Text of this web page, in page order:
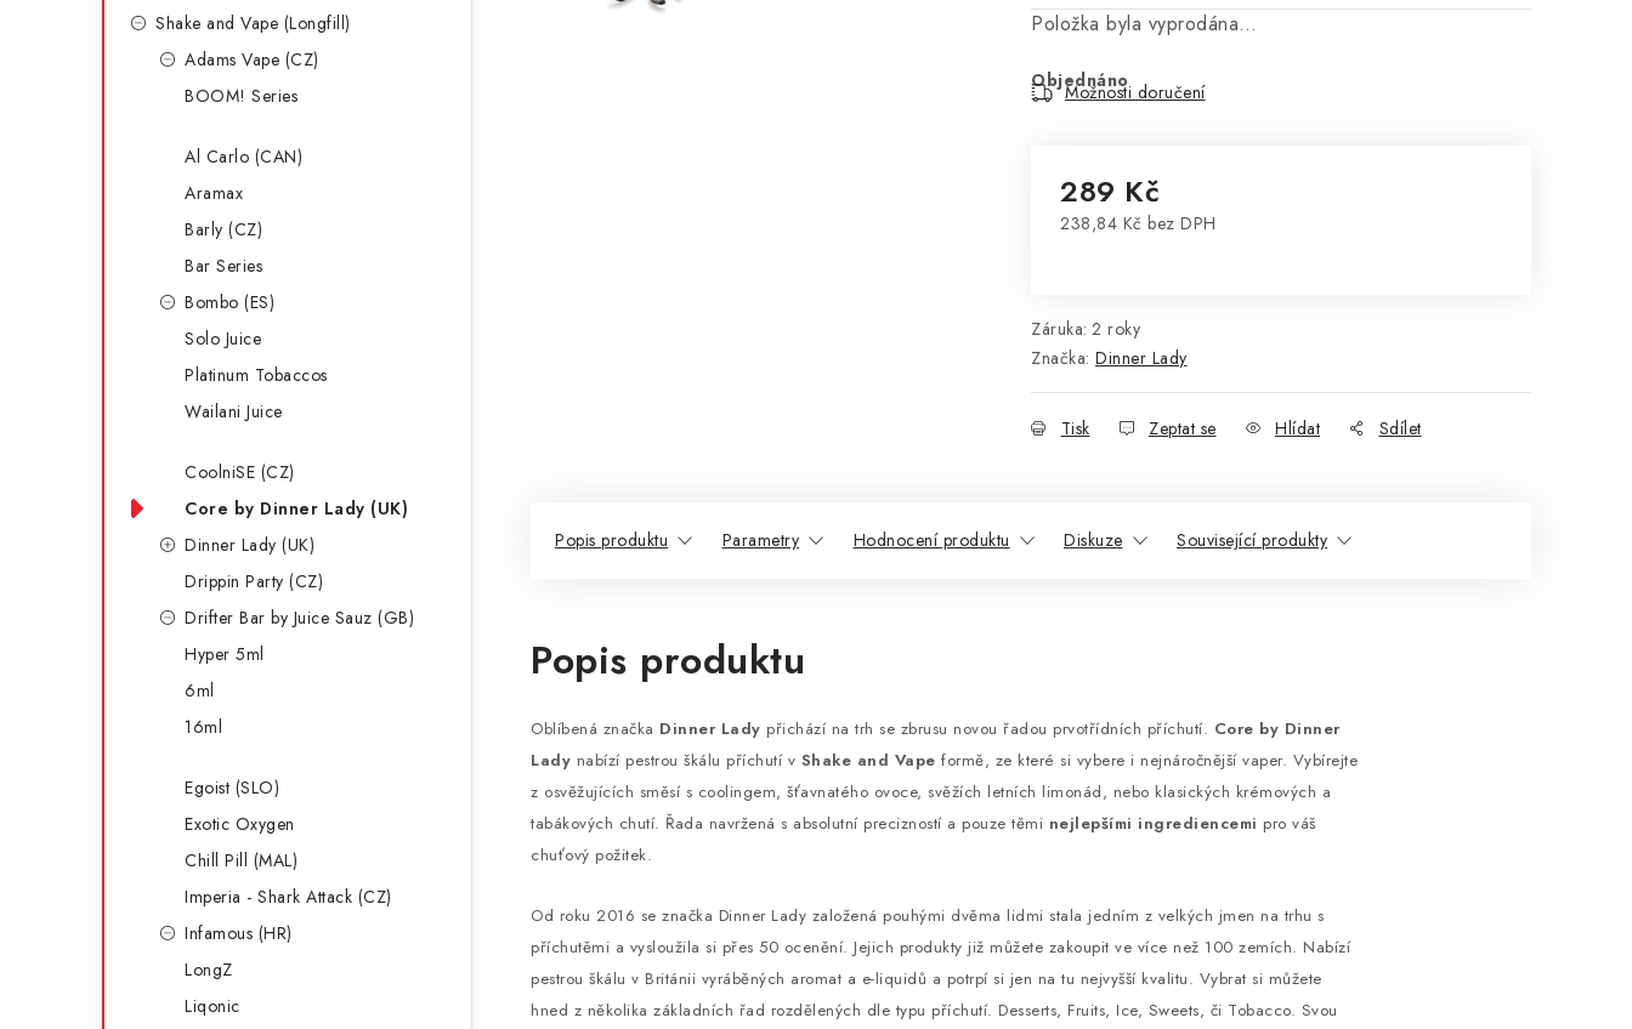
Shake and Vape (Longfill)
Adams Vape (CZ)
BOOM! Series
Al Carlo (CAN)
Aramax
Barly (CZ)
Bar Series
Bombo (ES)
Solo Juice
Platinum Tobaccos
Wailani Juice
CoolniSE (CZ)
Core by Dinner Lady (UK)
Dinner Lady (UK)
Drippin Party (CZ)
Drifter Bar by Juice Sauz (GB)
Hyper 5ml
6ml
16ml
Egoist (SLO)
Exotic Oxygen
Chill Pill (MAL)
Imperia - Shark Attack (CZ)
Infamous (HR)
LongZ
Liqonic
Položka byla vyprodána…
Objednáno
Možnosti doručení
289 Kč
238,84 Kč bez DPH
Záruka: 2 roky
Značka: Dinner Lady
Tisk Zeptat se Hlídat Sdílet
Popis produktu Parametry Hodnocení produktu Diskuze Související produkty
Popis produktu
Oblíbená značka Dinner Lady přichází na trh se zbrusu novou řadou prvotřídních příchutí. Core by Dinner
Lady nabízí pestrou škálu příchutí v Shake and Vape formě, ze které si vybere i nejnáročnější vaper. Vybírejte
z osvěžujících směsí s coolingem, šťavnatého ovoce, svěžích letních limonád, nebo klasických krémových a
tabákových chutí. Řada navržená s absolutní precizností a pouze těmi nejlepšími ingrediencemi pro váš
chuťový požitek.
Od roku 2016 se značka Dinner Lady založená pouhými dvěma lidmi stala jedním z velkých jmen na trhu s
příchutěmi a vysloužila si přes 50 ocenění. Jejich produkty již můžete zakoupit ve více než 100 zemích. Nabízí
pestrou škálu v Británii vyráběných aromat a e-liquidů a potrpí si jen na tu nejvyšší kvalitu. Vybrat si můžete
hned z několika základních řad rozdělených dle typu příchutí. Desserts, Fruits, Ice, Sweets, či Tobacco. Svou